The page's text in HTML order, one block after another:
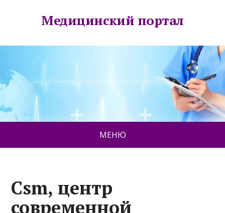
Медицинский портал
МЕНЮ
Csm, центр
современной